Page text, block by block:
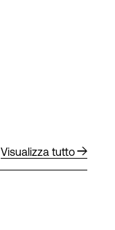
Visualizza tutto